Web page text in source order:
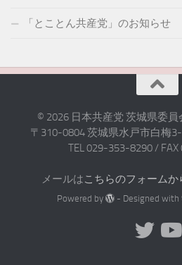
「とことん共産党」のお知らせ
© 2026 日本共産党 茨城県委員
〒310-0804 茨城県水戸市白梅
TEL 029-353-8290 /
メールはこちらのフォーム
Powered by - Designed with